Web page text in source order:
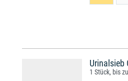
Urinalsieb
1 Stück, bis